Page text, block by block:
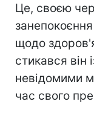
Це, своєю
щодо
стикався він
невідомими
час свого